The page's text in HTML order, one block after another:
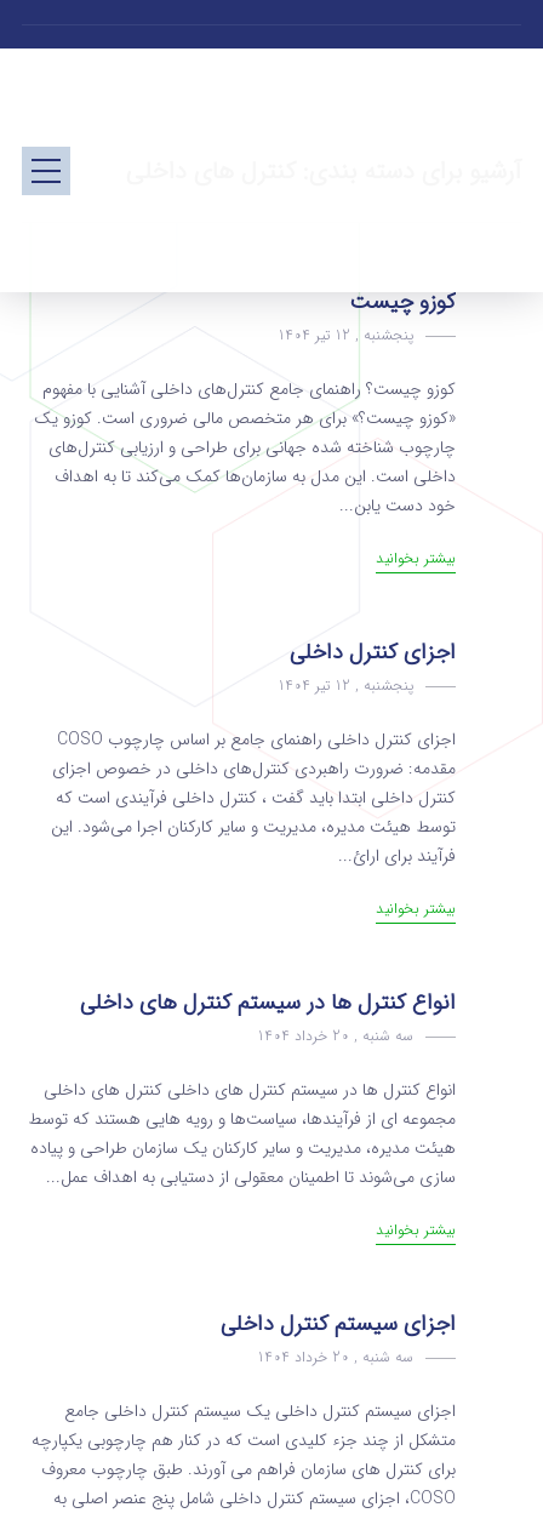
کوزو چیست
پنجشنبه , 12 تیر 1404
کوزو چیست؟ راهنمای جامع کنترل‌های داخلی آشنایی با مفهوم
«کوزو چیست؟» برای هر متخصص مالی ضروری است. کوزو یک
چارچوب شناخته‌ شده جهانی برای طراحی و ارزیابی کنترل‌های
داخلی است. این مدل به سازمان‌ها کمک می‌کند تا به اهداف
خود دست یابن...
بیشتر بخوانید
اجزای کنترل داخلی
پنجشنبه , 12 تیر 1404
اجزای کنترل داخلی راهنمای جامع بر اساس چارچوب COSO
مقدمه: ضرورت راهبردی کنترل‌های داخلی در خصوص اجزای
کنترل داخلی ابتدا باید گفت ، کنترل داخلی فرآیندی است که
توسط هیئت مدیره، مدیریت و سایر کارکنان اجرا می‌شود. این
فرآیند برای ارائ...
بیشتر بخوانید
انواع کنترل ها در سیستم کنترل های داخلی
سه شنبه , 20 خرداد 1404
انواع کنترل ها در سیستم کنترل های داخلی کنترل‌ های داخلی
مجموعه‌ ای از فرآیندها، سیاست‌ها و رویه‌ هایی هستند که توسط
هیئت مدیره، مدیریت و سایر کارکنان یک سازمان طراحی و پیاده‌
سازی می‌شوند تا اطمینان معقولی از دستیابی به اهداف عمل...
بیشتر بخوانید
اجزای سیستم کنترل داخلی
سه شنبه , 20 خرداد 1404
اجزای سیستم کنترل داخلی یک سیستم کنترل داخلی جامع
متشکل از چند جزء کلیدی است که در کنار هم چارچوبی یکپارچه
برای کنترل‌ های سازمان فراهم می‌ آورند. طبق چارچوب معروف
COSO، اجزای سیستم کنترل داخلی شامل پنج عنصر اصلی به